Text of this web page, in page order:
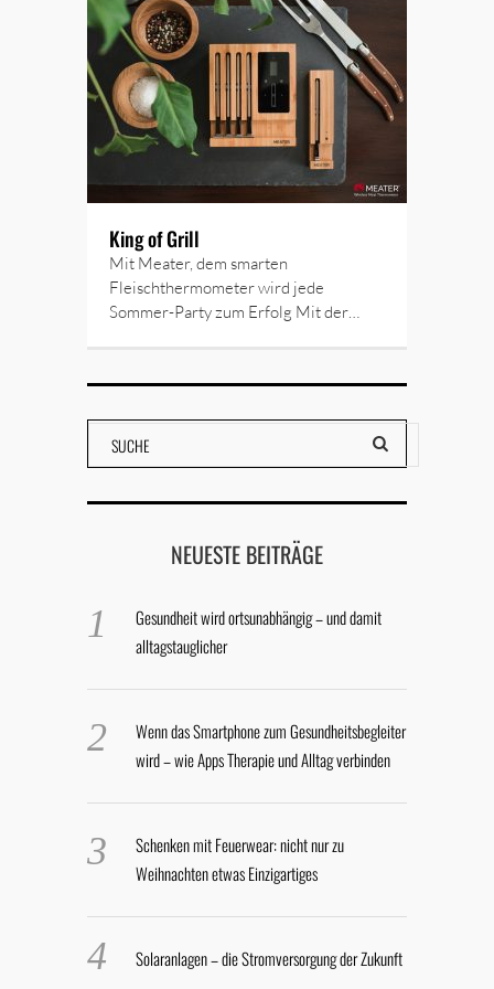
King of Grill
Mit Meater, dem smarten
Fleischthermometer wird jede
Sommer-Party zum Erfolg Mit der…
NEUESTE BEITRÄGE
Gesundheit wird ortsunabhängig – und damit
alltagstauglicher
Wenn das Smartphone zum Gesundheitsbegleiter
wird – wie Apps Therapie und Alltag verbinden
Schenken mit Feuerwear: nicht nur zu
Weihnachten etwas Einzigartiges
Solaranlagen – die Stromversorgung der Zukunft